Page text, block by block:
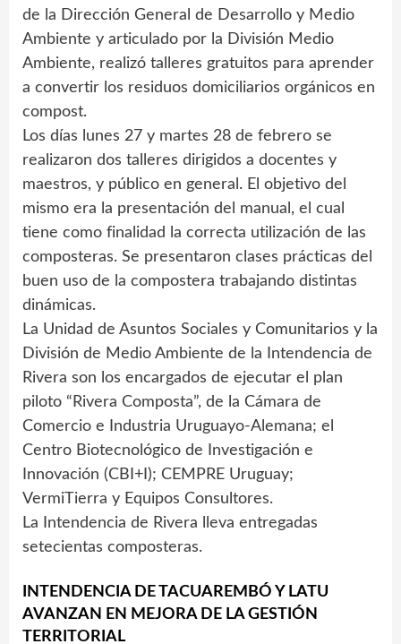
de la Dirección General de Desarrollo y Medio
Ambiente y articulado por la División Medio
Ambiente, realizó talleres gratuitos para aprender
a convertir los residuos domiciliarios orgánicos en
compost.
Los días lunes 27 y martes 28 de febrero se
realizaron dos talleres dirigidos a docentes y
maestros, y público en general. El objetivo del
mismo era la presentación del manual, el cual
tiene como finalidad la correcta utilización de las
composteras. Se presentaron clases prácticas del
buen uso de la compostera trabajando distintas
dinámicas.
La Unidad de Asuntos Sociales y Comunitarios y la
División de Medio Ambiente de la Intendencia de
Rivera son los encargados de ejecutar el plan
piloto “Rivera Composta”, de la Cámara de
Comercio e Industria Uruguayo-Alemana; el
Centro Biotecnológico de Investigación e
Innovación (CBI+I); CEMPRE Uruguay;
VermiTierra y Equipos Consultores.
La Intendencia de Rivera lleva entregadas
setecientas composteras.
INTENDENCIA DE TACUAREMBÓ Y LATU
AVANZAN EN MEJORA DE LA GESTIÓN
TERRITORIAL